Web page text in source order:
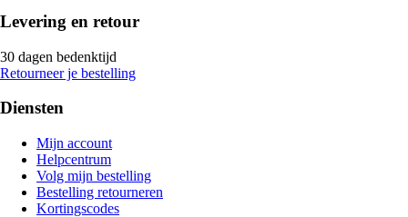
Levering en retour
30 dagen bedenktijd
Retourneer je bestelling
Diensten
Mijn account
Helpcentrum
Volg mijn bestelling
Bestelling retourneren
Kortingscodes